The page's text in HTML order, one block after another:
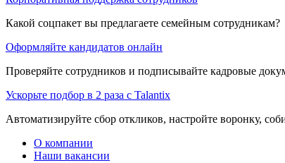
Какой соцпакет вы предлагаете семейным сотрудникам?
Оформляйте кандидатов онлайн
Проверяйте сотрудников и подписывайте кадровые
Ускорьте подбор в 2 раза с Talantix
Автоматизируйте сбор откликов, настройте воронку,
О компании
Наши вакансии